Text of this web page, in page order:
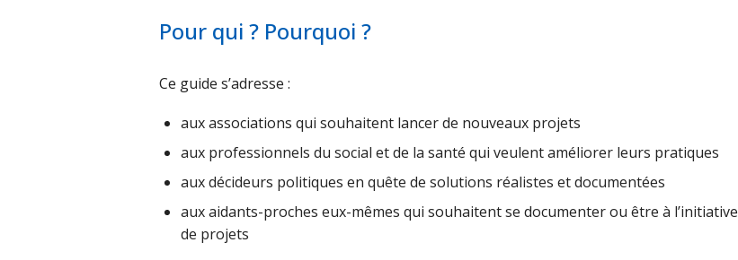
Pour qui ? Pourquoi ?
Ce guide s’adresse :
aux associations qui souhaitent lancer de nouveaux projets
aux professionnels du social et de la santé qui veulent améliorer leurs pratiques
aux décideurs politiques en quête de solutions réalistes et documentées
aux aidants-proches eux-mêmes qui souhaitent se documenter ou être à l’initiative
de projets